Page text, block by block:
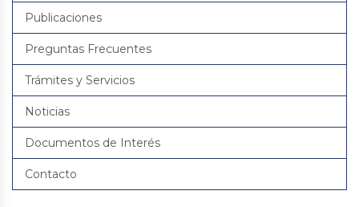
Publicaciones
Preguntas Frecuentes
Trámites y Servicios
Noticias
Documentos de Interés
Contacto